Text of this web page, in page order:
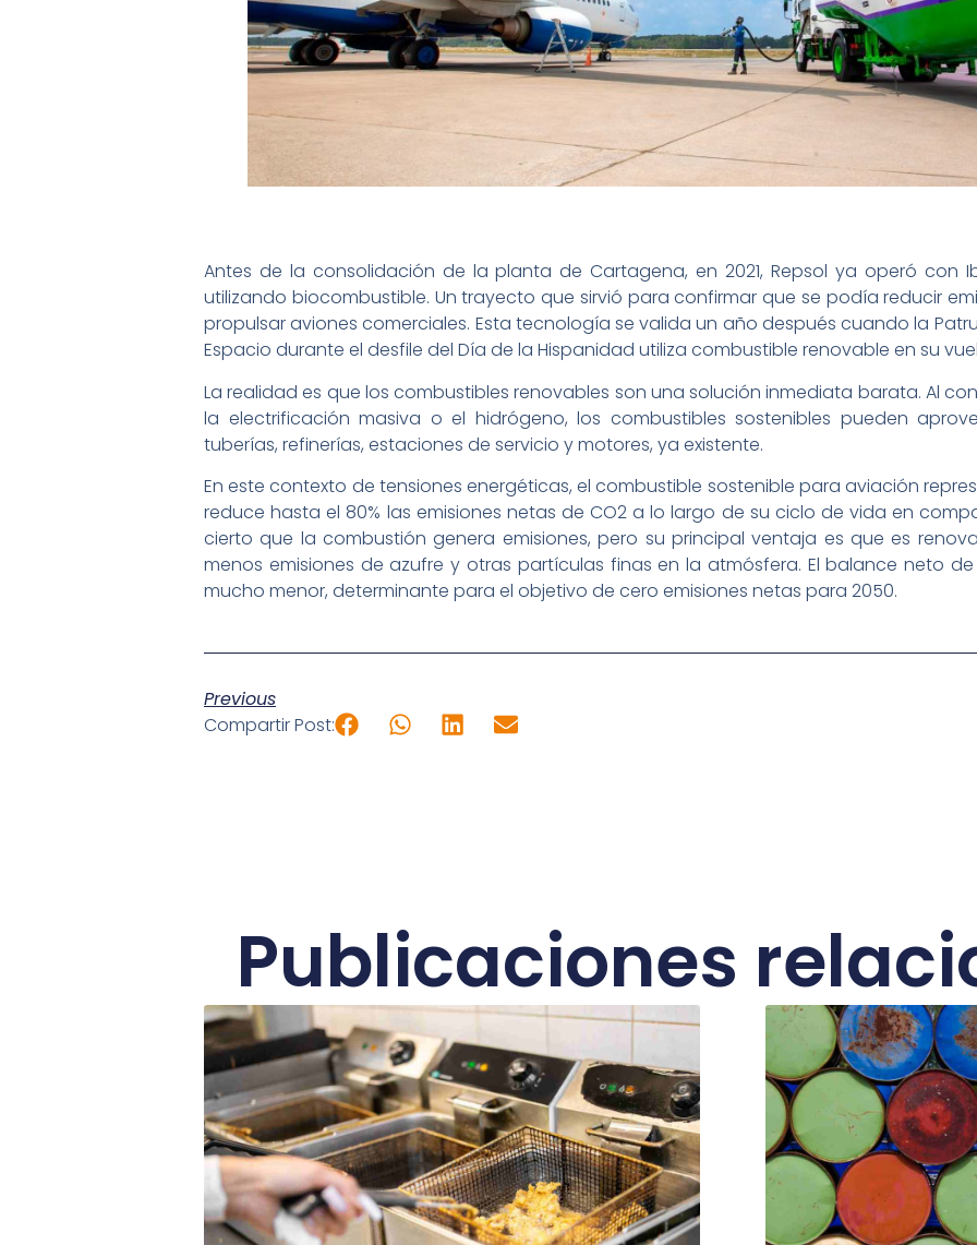
Antes de la consolidación de la planta de Cartagena, en 2021, Repsol ya operó con
utilizando biocombustible. Un trayecto que sirvió para confirmar que se podía reducir
propulsar aviones comerciales. Esta tecnología se valida un año después cuando la
Espacio durante el desfile del Día de la Hispanidad utiliza combustible renovable en su
La realidad es que los combustibles renovables son una solución inmediata barata. Al
la electrificación masiva o el hidrógeno, los combustibles sostenibles pueden
tuberías, refinerías, estaciones de servicio y motores, ya existente.
En este contexto de tensiones energéticas, el combustible sostenible para aviación
reduce hasta el 80% las emisiones netas de CO2 a lo largo de su ciclo de vida en
cierto que la combustión genera emisiones, pero su principal ventaja es que es
menos emisiones de azufre y otras partículas finas en la atmósfera. El balance neto
mucho menor, determinante para el objetivo de cero emisiones netas para 2050.
Previous
Compartir Post:
Publicaciones